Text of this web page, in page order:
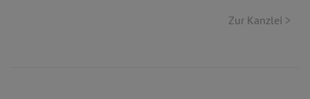
Zur Kanzlei >